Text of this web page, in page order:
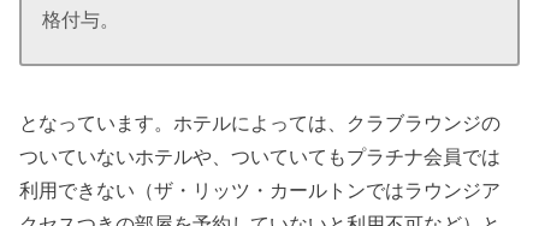
格付与。
となっています。ホテルによっては、クラブラウンジの
ついていないホテルや、ついていてもプラチナ会員では
利用できない（ザ・リッツ・カールトンではラウンジア